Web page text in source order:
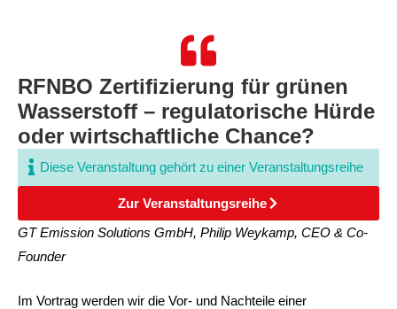
RFNBO Zertifizierung für grünen
Wasserstoff – regulatorische Hürde
oder wirtschaftliche Chance?
Diese Veranstaltung gehört zu einer Veranstaltungsreihe
Zur Veranstaltungsreihe
GT Emission Solutions GmbH, Philip Weykamp, CEO & Co-
Founder
Im Vortrag werden wir die Vor- und Nachteile einer